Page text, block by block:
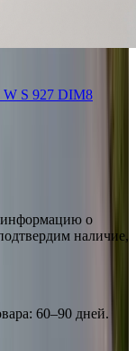
W S 927 DIM8
информацию о
наличие,
60–90 дней.